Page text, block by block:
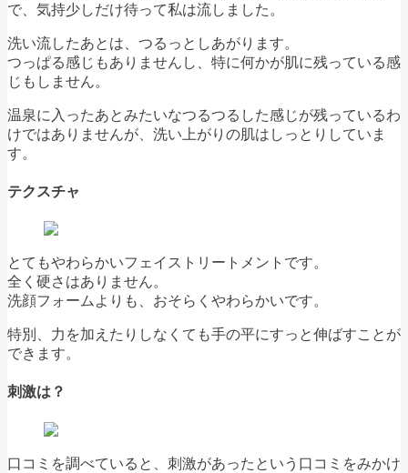
で、気持少しだけ待って私は流しました。
洗い流したあとは、つるっとしあがります。
つっぱる感じもありませんし、特に何かが肌に残っている感
じもしません。
温泉に入ったあとみたいなつるつるした感じが残っているわ
けではありませんが、洗い上がりの肌はしっとりしていま
す。
テクスチャ
とてもやわらかいフェイストリートメントです。
全く硬さはありません。
洗顔フォームよりも、おそらくやわらかいです。
特別、力を加えたりしなくても手の平にすっと伸ばすことが
できます。
刺激は？
口コミを調べていると、刺激があったという口コミをみかけ